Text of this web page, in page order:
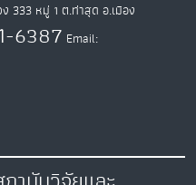
333 หมู่ 1 ต.ท่าสุด อ.เมือง
6387 Email: